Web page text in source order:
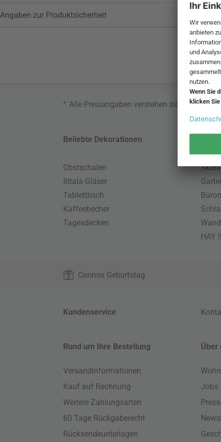
Angaben zur Produktsicherheit
* Alle Preisangaben verstehen sich inklusive
Beliebte Dekorationen
Obstschalen
Iittala Gläser
Tabletttisch
Kaffeebecher
Tagesdecken
HAY
Connox Geburtstag
Kundenservice
Rund um Ihre Bestellung
Versandinformationen
Kauf auf Rechnung
Weitere Zahlungsarten
60 Tage Rückgaberecht
Rücksendeunterlagen
Über
Jobs